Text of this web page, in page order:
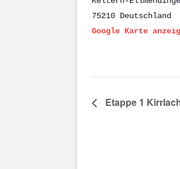
75210 Deutschland
Google Karte
Etappe 1